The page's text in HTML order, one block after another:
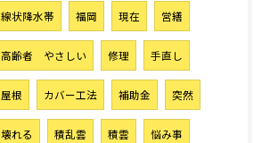
線状降水帯 福岡 現在 営繕
高齢者 やさしい 修理 手直し
屋根 カバー工法 補助金 突然
壊れる 積乱雲 積雲 悩み事